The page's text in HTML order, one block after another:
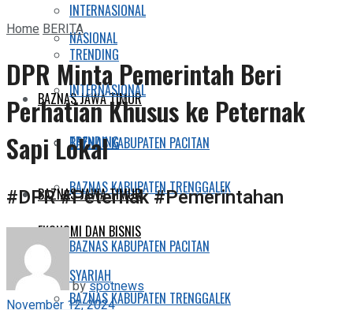
INTERNASIONAL
TRENDING
BAZNAS JAWA TIMUR
BAZNAS KABUPATEN PACITAN
BAZNAS KABUPATEN TRENGGALEK
EKONOMI DAN BISNIS
SYARIAH
NASIONAL
INTERNASIONAL
TRENDING
BAZNAS JAWA TIMUR
BAZNAS KABUPATEN PACITAN
BAZNAS KABUPATEN TRENGGALEK
HomeBERITA
DPR Minta Pemerintah Beri
Perhatian Khusus ke Peternak
Sapi Lokal
#DPR #Peternak #Pemerintahan
byspotnews
November 12, 2024